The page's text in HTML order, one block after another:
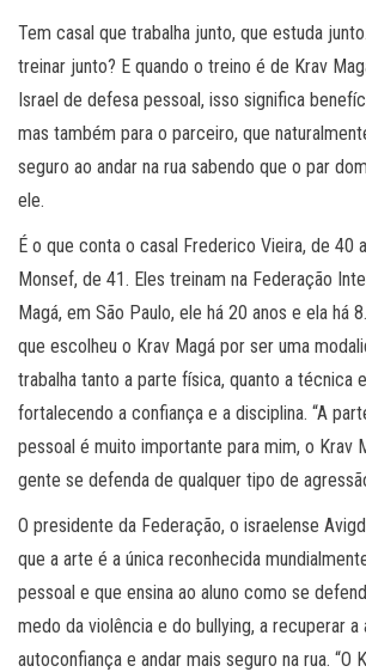
Tem casal que trabalha junto, que estuda
treinar junto? E quando o treino é de Krav
Israel de defesa pessoal, isso significa
mas também para o parceiro, que
seguro ao andar na rua sabendo que o par
ele.
É o que conta o casal Frederico Vieira, de 40
Monsef, de 41. Eles treinam na Federação
Magá, em São Paulo, ele há 20 anos e ela há
que escolheu o Krav Magá por ser uma
trabalha tanto a parte física, quanto a técnica
fortalecendo a confiança e a disciplina. “A
pessoal é muito importante para mim, o Krav
gente se defenda de qualquer tipo de
O presidente da Federação, o israelense
que a arte é a única reconhecida
pessoal e que ensina ao aluno como se
medo da violência e do bullying, a recuperar a
autoconfiança e andar mais seguro na rua. “O